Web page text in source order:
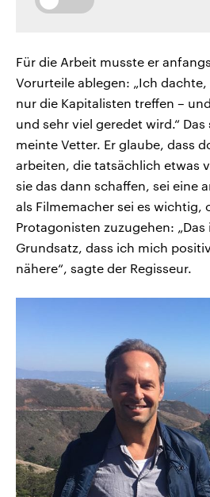
Für die Arbeit musste er
Vorurteile ablegen: „Ich
nur die Kapitalisten treffen –
und sehr viel geredet wird.“
meinte Vetter. Er glaube, dass
arbeiten, die tatsächlich etwas
sie das dann schaffen, sei eine
als Filmemacher sei es wichtig,
Protagonisten zuzugehen:
Grundsatz, dass ich mich
nähere“, sagte der Regisseur.